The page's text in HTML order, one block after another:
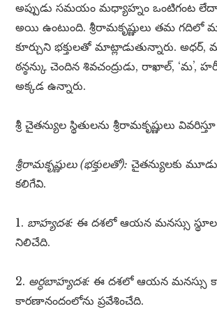
అప్పుడు సమయం మధ్యాహ్నం ఒంటిగంట లేదా
అయి ఉంటుంది. శ్రీరామకృష్ణులు తమ గదిలో
కూర్చుని భక్తులతో మాట్లాడుతున్నారు.
ఠన్ఠన్కు చెందిన శివచంద్రుడు, రాఖాల్,
అక్కడ ఉన్నారు.
శ్రీ చైతన్యుల స్థితులను శ్రీరామకృష్ణులు
శ్రీరామకృష్ణులు (భక్తులతో): చైతన్యులకు మూడు
కలిగేవి.
1. బాహ్యదశ: ఈ దశలో ఆయన మనస్సు
నిలిచేది.
2. అర్ధబాహ్యదశ: ఈ దశలో ఆయన మనస్సు
కారణానందంలోను ప్రవేశించేది.